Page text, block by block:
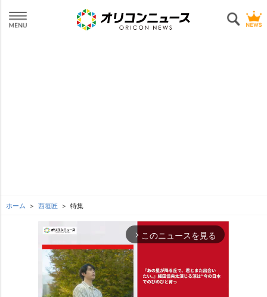
ホーム 西垣匠 特集
arrow_forward_ios このニュースを見る